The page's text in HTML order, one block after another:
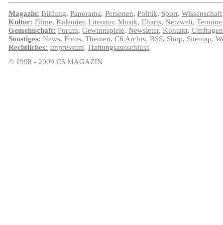
Magazin: Bildung, Panorama, Personen, Politik, Sport, Wissenschaft
Kultur: Filme, Kalender, Literatur, Musik, Charts, Netzwelt, Termine
Gemeinschaft: Forum, Gewinnspiele, Newsleter, Kontakt, Umfragen
Sonstiges: News, Fotos, Themen, C6 Archiv, RSS, Shop, Sitemap,
Rechtliches: Impressum, Haftungsausschluss
© 1998 - 2009 C6 MAGAZIN